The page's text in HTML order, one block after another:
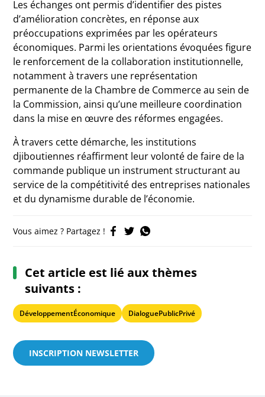
Les échanges ont permis d’identifier des pistes
d’amélioration concrètes, en réponse aux
préoccupations exprimées par les opérateurs
économiques. Parmi les orientations évoquées figure
le renforcement de la collaboration institutionnelle,
notamment à travers une représentation
permanente de la Chambre de Commerce au sein de
la Commission, ainsi qu’une meilleure coordination
dans la mise en œuvre des réformes engagées.
À travers cette démarche, les institutions
djiboutiennes réaffirment leur volonté de faire de la
commande publique un instrument structurant au
service de la compétitivité des entreprises nationales
et du dynamisme durable de l’économie.
Vous aimez ? Partagez !
Cet article est lié aux thèmes
suivants :
DéveloppementÉconomique DialoguePublicPrivé
INSCRIPTION NEWSLETTER